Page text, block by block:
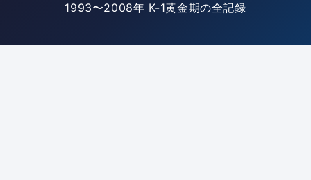
1993〜2008年 K-1黄金期の全記録